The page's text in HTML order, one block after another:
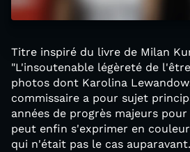
Titre inspiré du livre de Milan
"L'insoutenable légèreté de
photos dont Karolina
commissaire a pour sujet
années de progrès majeurs
peut enfin s'exprimer en
qui n'était pas le cas